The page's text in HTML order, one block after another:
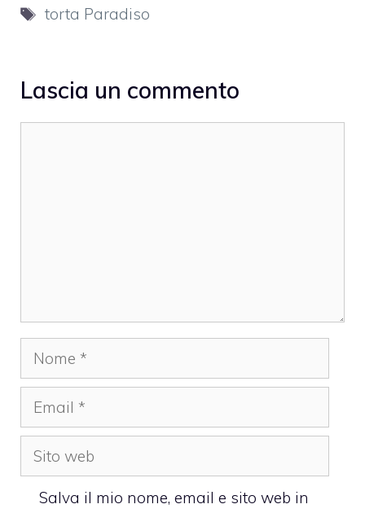
Tag
torta Paradiso
Lascia un commento
Nome
Email
Sito
web
Salva il mio nome, email e sito web in